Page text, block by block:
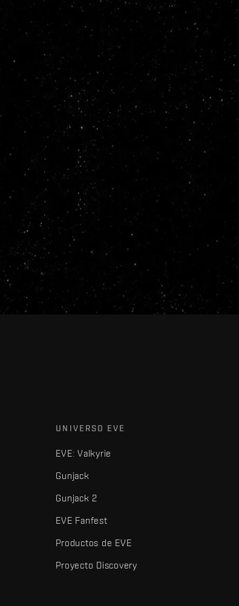
UNIVERSO EVE
EVE: Valkyrie
Gunjack
Gunjack 2
EVE Fanfest
Productos de EVE
Proyecto Discovery